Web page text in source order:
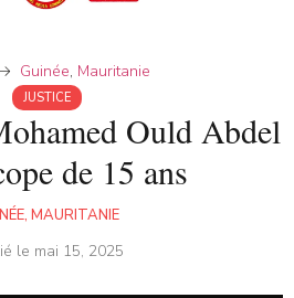
Guinée, Mauritanie
JUSTICE
Ould Abdel
de 15 ans
, MAURITANIE
le mai 15, 2025